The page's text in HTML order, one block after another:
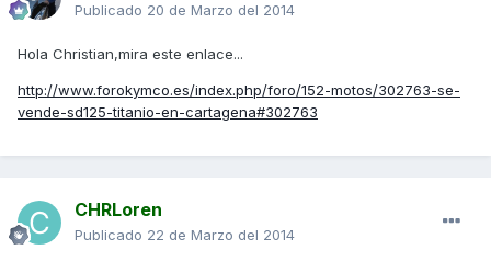
Publicado 20 de Marzo del 2014
Hola Christian,mira este enlace...
http://www.forokymco.es/index.php/foro/152-motos/302763-se-
vende-sd125-titanio-en-cartagena#302763
CHRLoren
Publicado 22 de Marzo del 2014